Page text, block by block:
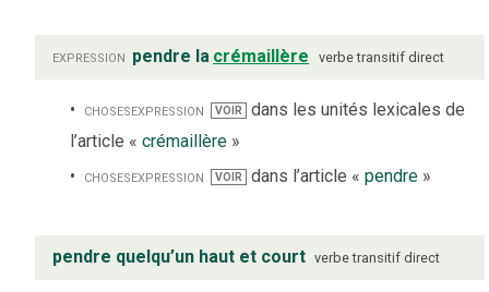
expression pendre la crémaillère verbe transitif direct
chosesexpression VOIR dans les unités lexicales de
l’article « crémaillère »
chosesexpression VOIR dans l’article « pendre»
pendre quelqu’un haut et court verbe transitif direct